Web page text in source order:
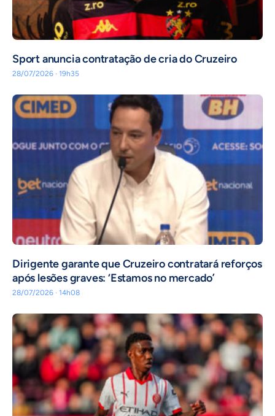
Sport anuncia contratação de cria do Cruzeiro
28/07/2026 · 19h35
Dirigente garante que Cruzeiro contratará reforços
após lesões graves: ‘Estamos no mercado’
28/07/2026 · 14h08